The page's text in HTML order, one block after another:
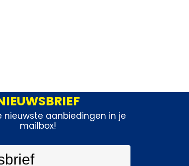
nieuwste aanbiedingen in je
mailbox!